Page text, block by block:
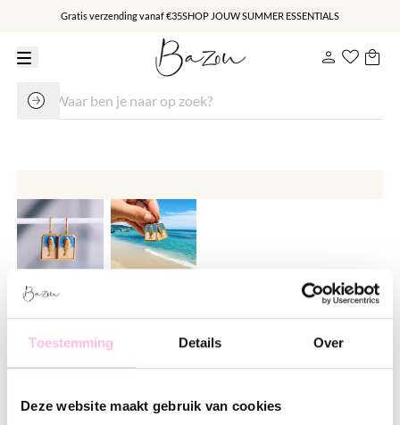
Toestemming Details Over
Deze website maakt gebruik van cookies
Gratis verzending vanaf €35SHOP JOUW SUMMER ESSENTIALS
RVS creolen met gekleurde tag
met visje
Varianten: